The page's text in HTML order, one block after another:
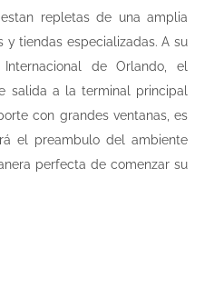
repletas de una amplia
y tiendas especializadas. A su
de Orlando, el
salida a la terminal principal
con grandes ventanas, es
el preambulo del ambiente
perfecta de comenzar su